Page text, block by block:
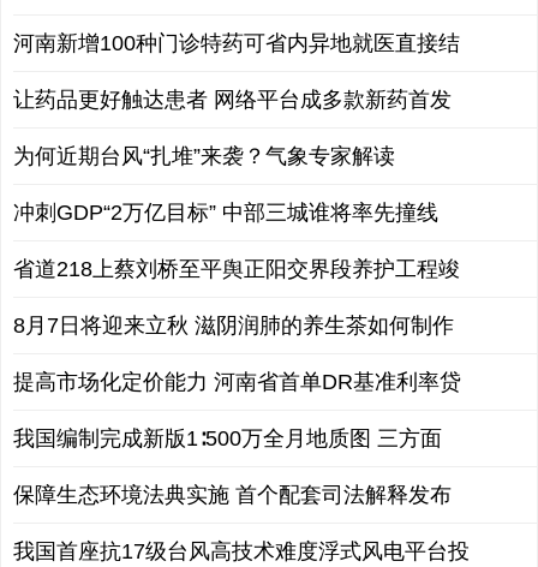
河南新增100种门诊特药可省内异地就医直接结
让药品更好触达患者 网络平台成多款新药首发
为何近期台风“扎堆”来袭？气象专家解读
冲刺GDP“2万亿目标” 中部三城谁将率先撞线
省道218上蔡刘桥至平舆正阳交界段养护工程竣
8月7日将迎来立秋 滋阴润肺的养生茶如何制作
提高市场化定价能力 河南省首单DR基准利率贷
我国编制完成新版1∶500万全月地质图 三方面
保障生态环境法典实施 首个配套司法解释发布
我国首座抗17级台风高技术难度浮式风电平台投